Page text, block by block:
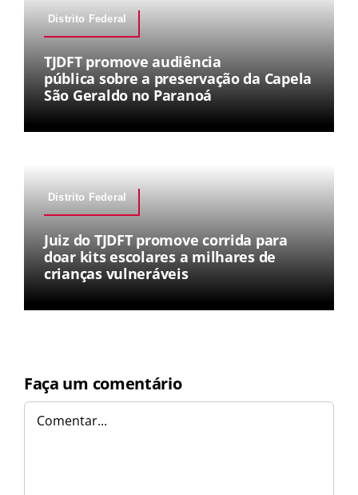
Distrito Federal
TJDFT promove audiência
pública sobre a preservação da Capela
São Geraldo no Paranoá
Distrito Federal
Juiz do TJDFT promove corrida para
doar kits escolares a milhares de
crianças vulneráveis
Faça um comentário
Comentar